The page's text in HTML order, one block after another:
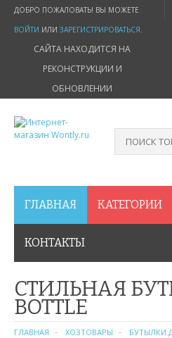
ДОБРО ПОЖАЛОВАТЬ! ВЫ МОЖЕТЕ
ВОЙТИ ИЛИ ЗАРЕГИСТРИРОВАТЬСЯ.
САЙТА НАХОДИТСЯ НА
РЕКОНСТРУКЦИИ И
ОБНОВЛЕНИИ
ГЛАВНАЯ КАТЕГОРИИ
КОНТАКТЫ
СТИЛЬНАЯ
BOTTLE
ГЛАВНАЯ ХОЗТОВАРЫ БУТЫЛКИ